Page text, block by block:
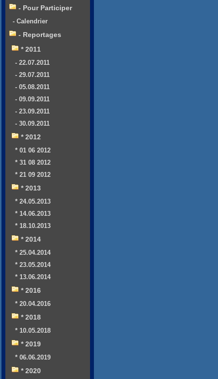
- Pour Participer
- Calendrier
- Reportages
* 2011
- 22.07.2011
- 29.07.2011
- 05.08.2011
- 09.09.2011
- 23.09.2011
- 30.09.2011
* 2012
* 01 06 2012
* 31 08 2012
* 21 09 2012
* 2013
* 24.05.2013
* 14.06.2013
* 18.10.2013
* 2014
* 25.04.2014
* 23.05.2014
* 13.06.2014
* 2016
* 20.04.2016
* 2018
* 10.05.2018
* 2019
* 06.06.2019
* 2020